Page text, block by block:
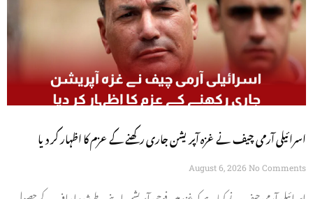
اسرائیلی آرمی چیف نے غزہ آپریشن جاری رکھنے کے عزم کا اظہار کر دیا
August 6, 2026 No Comments